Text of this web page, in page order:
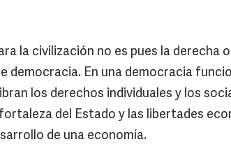
la civilización no es pues la derecha
democracia. En una democracia
los derechos individuales y los
del Estado y las libertades
de una economía.